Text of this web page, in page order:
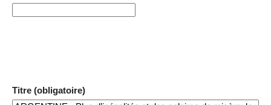
Titre (obligatoire)